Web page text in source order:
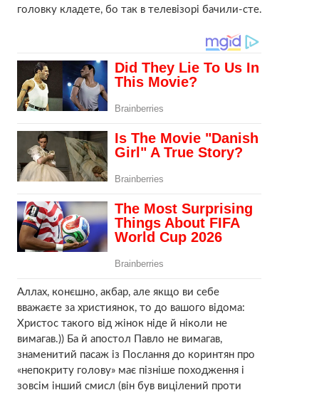
головку кладете, бо так в телевізорі бачили-сте.
Аллах, конєшно, акбар, але якщо ви себе
вважаєте за християнок, то до вашого відома:
Христос такого від жінок ніде й ніколи не
вимагав.)) Ба й апостол Павло не вимагав,
знаменитий пасаж із Послання до коринтян про
«непокриту голову» має пізніше походження і
зовсім інший смисл (він був вицілений проти